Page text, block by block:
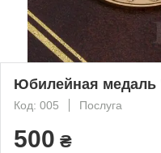
Юбилейная медаль
Код: 005 Послуга
500 ₴